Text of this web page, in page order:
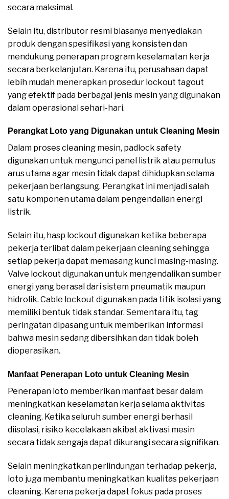
secara maksimal.
Selain itu, distributor resmi biasanya menyediakan
produk dengan spesifikasi yang konsisten dan
mendukung penerapan program keselamatan kerja
secara berkelanjutan. Karena itu, perusahaan dapat
lebih mudah menerapkan prosedur lockout tagout
yang efektif pada berbagai jenis mesin yang digunakan
dalam operasional sehari-hari.
Perangkat Loto yang Digunakan untuk Cleaning Mesin
Dalam proses cleaning mesin, padlock safety
digunakan untuk mengunci panel listrik atau pemutus
arus utama agar mesin tidak dapat dihidupkan selama
pekerjaan berlangsung. Perangkat ini menjadi salah
satu komponen utama dalam pengendalian energi
listrik.
Selain itu, hasp lockout digunakan ketika beberapa
pekerja terlibat dalam pekerjaan cleaning sehingga
setiap pekerja dapat memasang kunci masing-masing.
Valve lockout digunakan untuk mengendalikan sumber
energi yang berasal dari sistem pneumatik maupun
hidrolik. Cable lockout digunakan pada titik isolasi yang
memiliki bentuk tidak standar. Sementara itu, tag
peringatan dipasang untuk memberikan informasi
bahwa mesin sedang dibersihkan dan tidak boleh
dioperasikan.
Manfaat Penerapan Loto untuk Cleaning Mesin
Penerapan loto memberikan manfaat besar dalam
meningkatkan keselamatan kerja selama aktivitas
cleaning. Ketika seluruh sumber energi berhasil
diisolasi, risiko kecelakaan akibat aktivasi mesin
secara tidak sengaja dapat dikurangi secara signifikan.
Selain meningkatkan perlindungan terhadap pekerja,
loto juga membantu meningkatkan kualitas pekerjaan
cleaning. Karena pekerja dapat fokus pada proses